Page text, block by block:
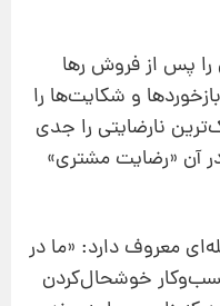
پس از فروش رها
و شکایت‌ها را
نارضایتی را جدی
آن «رضایت مشتری»
معروف دارد: «ما در
خوشحال‌کردن